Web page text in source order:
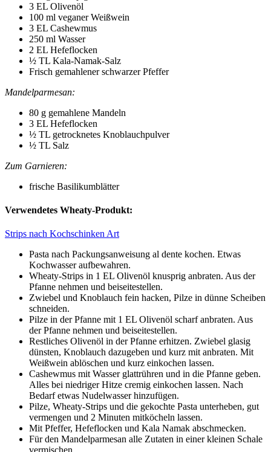
3 EL Olivenöl
100 ml veganer Weißwein
3 EL Cashewmus
250 ml Wasser
2 EL Hefeflocken
½ TL Kala-Namak-Salz
Frisch gemahlener schwarzer Pfeffer
Mandelparmesan:
80 g gemahlene Mandeln
3 EL Hefeflocken
½ TL getrocknetes Knoblauchpulver
½ TL Salz
Zum Garnieren:
frische Basilikumblätter
Verwendetes Wheaty-Produkt:
Strips nach Kochschinken Art
Pasta nach Packungsanweisung al dente kochen. Etwas
Kochwasser aufbewahren.
Wheaty-Strips in 1 EL Olivenöl knusprig anbraten. Aus der
Pfanne nehmen und beiseitestellen.
Zwiebel und Knoblauch fein hacken, Pilze in dünne Scheiben
schneiden.
Pilze in der Pfanne mit 1 EL Olivenöl scharf anbraten. Aus
der Pfanne nehmen und beiseitestellen.
Restliches Olivenöl in der Pfanne erhitzen. Zwiebel glasig
dünsten, Knoblauch dazugeben und kurz mit anbraten. Mit
Weißwein ablöschen und kurz einkochen lassen.
Cashewmus mit Wasser glattrühren und in die Pfanne geben.
Alles bei niedriger Hitze cremig einkochen lassen. Nach
Bedarf etwas Nudelwasser hinzufügen.
Pilze, Wheaty-Strips und die gekochte Pasta unterheben, gut
vermengen und 2 Minuten mitköcheln lassen.
Mit Pfeffer, Hefeflocken und Kala Namak abschmecken.
Für den Mandelparmesan alle Zutaten in einer kleinen Schale